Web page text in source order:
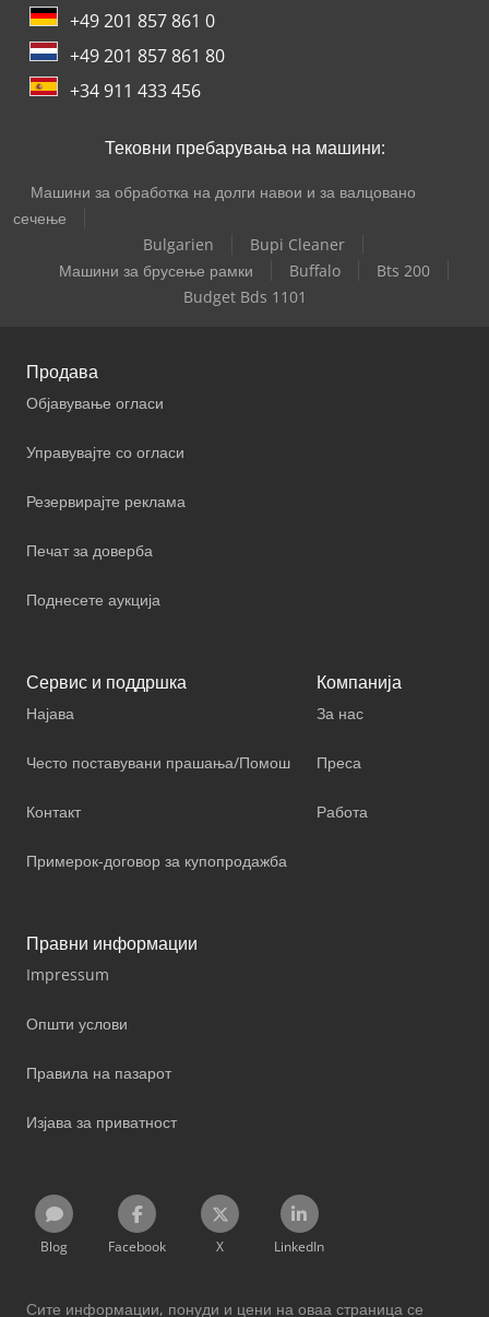
+49 201 857 861 0
+49 201 857 861 80
+34 911 433 456
Тековни пребарувања на машини:
Машини за обработка на долги навои и за валцовано
сечење
Bulgarien
Bupi Cleaner
Машини за брусење рамки
Buffalo
Bts 200
Budget Bds 1101
Продава
Објавување огласи
Управувајте со огласи
Резервирајте реклама
Печат за доверба
Поднесете аукција
Сервис и поддршка
Најава
Често поставувани прашања/Помош
Контакт
Примерок-договор за купопродажба
Компанија
За нас
Преса
Работа
Правни информации
Impressum
Општи услови
Правила на пазарот
Изјава за приватност
Blog Facebook X LinkedIn
Сите информации, понуди и цени на оваа страница се